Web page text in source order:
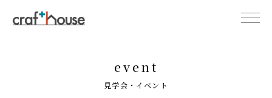
event
見学会・イベント